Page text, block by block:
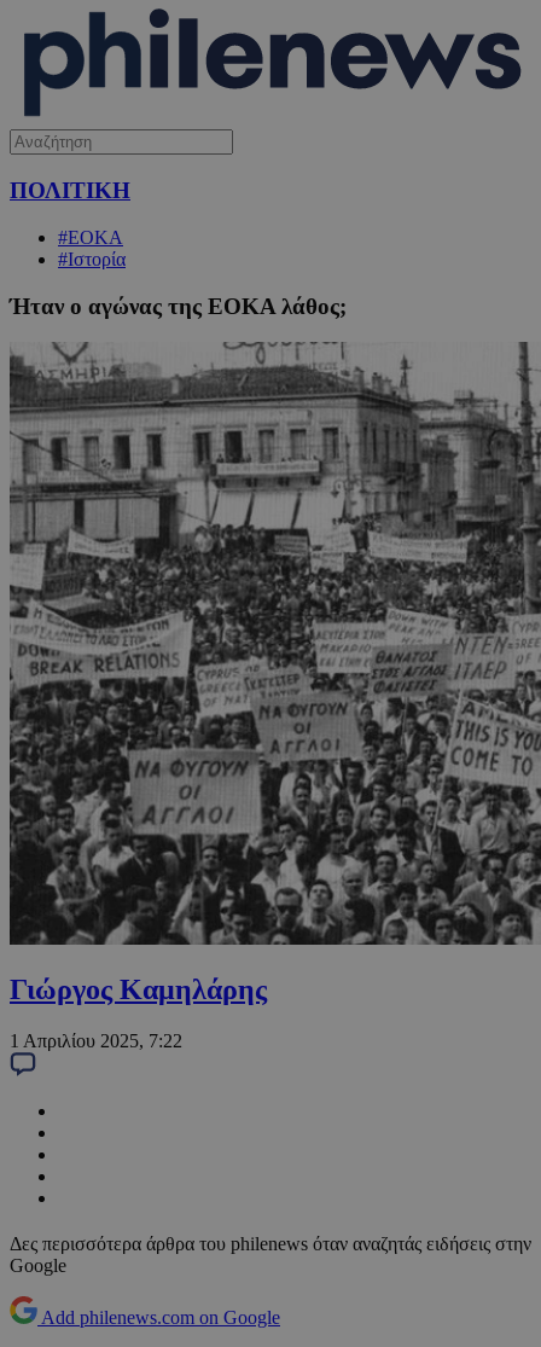
ΠΟΛΙΤΙΚΗ
#ΕΟΚΑ
#Ιστορία
Ήταν ο αγώνας της ΕΟΚΑ λάθος;
Γιώργος Καμηλάρης
1 Απριλίου 2025, 7:22
Δες περισσότερα άρθρα του philenews όταν αναζητάς ειδήσεις στην
Google
Add philenews.com on Google